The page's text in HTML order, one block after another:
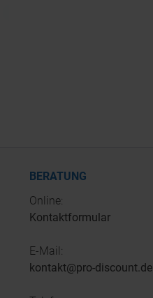
BERATUNG
Online:
Kontaktformular
E-Mail:
kontakt@pro-discount.de